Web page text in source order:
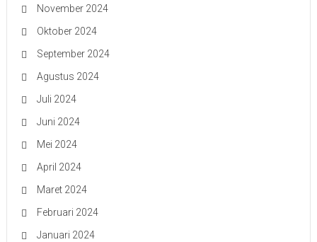
November 2024
Oktober 2024
September 2024
Agustus 2024
Juli 2024
Juni 2024
Mei 2024
April 2024
Maret 2024
Februari 2024
Januari 2024